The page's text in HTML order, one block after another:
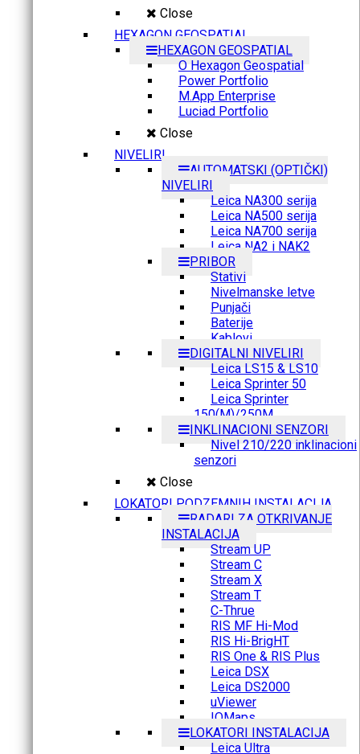
Close
HEXAGON GEOSPATIAL
HEXAGON GEOSPATIAL
O Hexagon Geospatial
Power Portfolio
M.App Enterprise
Luciad Portfolio
Close
NIVELIRI
AUTOMATSKI (OPTIČKI)
NIVELIRI
Leica NA300 serija
Leica NA500 serija
Leica NA700 serija
Leica NA2 i NAK2
PRIBOR
Stativi
Nivelmanske letve
Punjači
Baterije
Kablovi
DIGITALNI NIVELIRI
Leica LS15 & LS10
Leica Sprinter 50
Leica Sprinter
150(M)/250M
INKLINACIONI SENZORI
Nivel 210/220 inklinacioni
senzori
Close
LOKATORI PODZEMNIH INSTALACIJA
RADARI ZA OTKRIVANJE
INSTALACIJA
Stream UP
Stream C
Stream X
Stream T
C-Thrue
RIS MF Hi-Mod
RIS Hi-BrigHT
RIS One & RIS Plus
Leica DSX
Leica DS2000
uViewer
IQMaps
LOKATORI INSTALACIJA
Leica Ultra